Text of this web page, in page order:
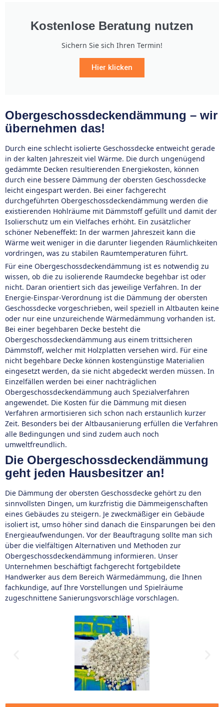
Kostenlose Beratung nutzen
Sichern Sie sich Ihren Termin!
Hier klicken
Obergeschossdeckendämmung – wir
übernehmen das!
Durch eine schlecht isolierte Geschossdecke entweicht gerade
in der kalten Jahreszeit viel Wärme. Die durch ungenügend
gedämmte Decken resultierenden Energiekosten, können
durch eine bessere Dämmung der obersten Geschossdecke
leicht eingespart werden. Bei einer fachgerecht
durchgeführten Obergeschossdeckendämmung werden die
existierenden Hohlräume mit Dämmstoff gefüllt und damit der
Isolierschutz um ein Vielfaches erhöht. Ein zusätzlicher
schöner Nebeneffekt: In der warmen Jahreszeit kann die
Wärme weit weniger in die darunter liegenden Räumlichkeiten
vordringen, was zu stabilen Raumtemperaturen führt.
Für eine Obergeschossdeckendämmung ist es notwendig zu
wissen, ob die zu isolierende Raumdecke begehbar ist oder
nicht. Daran orientiert sich das jeweilige Verfahren. In der
Energie-Einspar-Verordnung ist die Dämmung der obersten
Geschossdecke vorgeschrieben, weil speziell in Altbauten keine
oder nur eine unzureichende Wärmedämmung vorhanden ist.
Bei einer begehbaren Decke besteht die
Obergeschossdeckendämmung aus einem trittsicheren
Dämmstoff, welcher mit Holzplatten versehen wird. Für eine
nicht begehbare Decke können kostengünstige Materialien
eingesetzt werden, da sie nicht abgedeckt werden müssen. In
Einzelfällen werden bei einer nachträglichen
Obergeschossdeckendämmung auch Spezialverfahren
angewendet. Die Kosten für die Dämmung mit diesen
Verfahren armortisieren sich schon nach erstaunlich kurzer
Zeit. Besonders bei der Altbausanierung erfüllen die Verfahren
alle Bedingungen und sind zudem auch noch
umweltfreundlich.
Die Obergeschossdeckendämmung
geht jeden Hausbesitzer an!
Die Dämmung der obersten Geschossdecke gehört zu den
sinnvollsten Dingen, um kurzfristig die Dämmeigenschaften
eines Gebäudes zu steigern. Je zweckmäßiger ein Gebäude
isoliert ist, umso höher sind danach die Einsparungen bei den
Energieaufwendungen. Vor der Beauftragung sollte man sich
über die vielfältigen Alternativen und Methoden zur
Obergeschossdeckendämmung informieren. Unser
Unternehmen beschäftigt fachgerecht fortgebildete
Handwerker aus dem Bereich Wärmedämmung, die Ihnen
fachkundige, auf Ihre Vorstellungen und Spielräume
zugeschnittene Sanierungsvorschläge vorschlagen.